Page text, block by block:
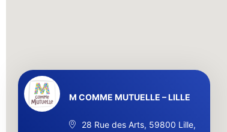
M COMME MUTUELLE – LILLE
28 Rue des Arts, 59800 Lille,